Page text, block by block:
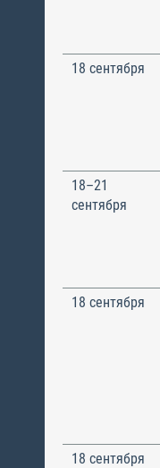
18 сентября
18–21
сентября
18 сентября
18 сентября